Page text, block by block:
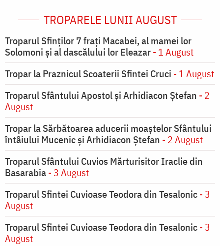
TROPARELE LUNII AUGUST
Troparul Sfinţilor 7 fraţi Macabei, al mamei lor
Solomoni şi al dascălului lor Eleazar- 1 August
Tropar la Praznicul Scoaterii Sfintei Cruci - 1 August
Troparul Sfântului Apostol și Arhidiacon Ștefan - 2
August
Tropar la Sărbătoarea aducerii moaştelor Sfântului
întâiului Mucenic şi Arhidiacon Ştefan - 2 August
Troparul Sfântului Cuvios Mărturisitor Iraclie din
Basarabia- 3 August
Troparul Sfintei Cuvioase Teodora din Tesalonic- 3
August
Troparul Sfintei Cuvioase Teodora din Tesalonic- 3
August